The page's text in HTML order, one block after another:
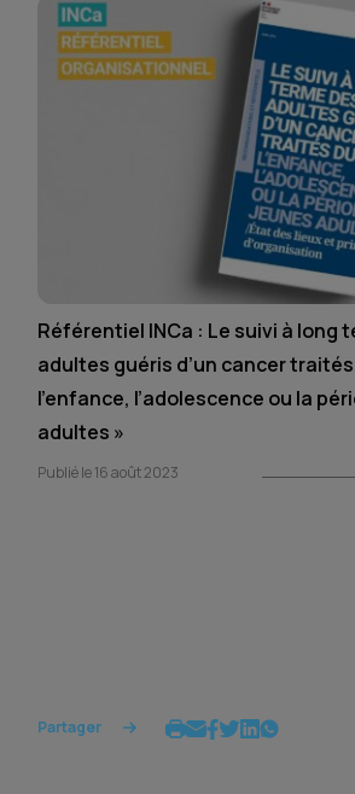
Référentiel INCa : Le suivi à long
adultes guéris d’un cancer
l’enfance, l’adolescence ou la
adultes »
Publié le 16 août 2023
Partager